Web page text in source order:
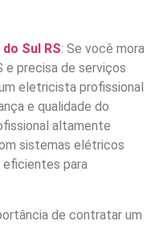
Sul RS: Se você mora
e precisa de serviços
eletricista profissional
e qualidade do
altamente
sistemas elétricos
para
de contratar um